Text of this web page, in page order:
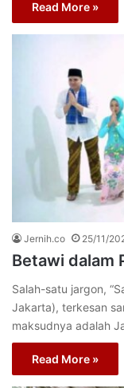
Read More »
Jernih.co 25/11/
Betawi dalam
Salah-satu jargon,
Jakarta), terkesan
maksudnya adalah
Read More »